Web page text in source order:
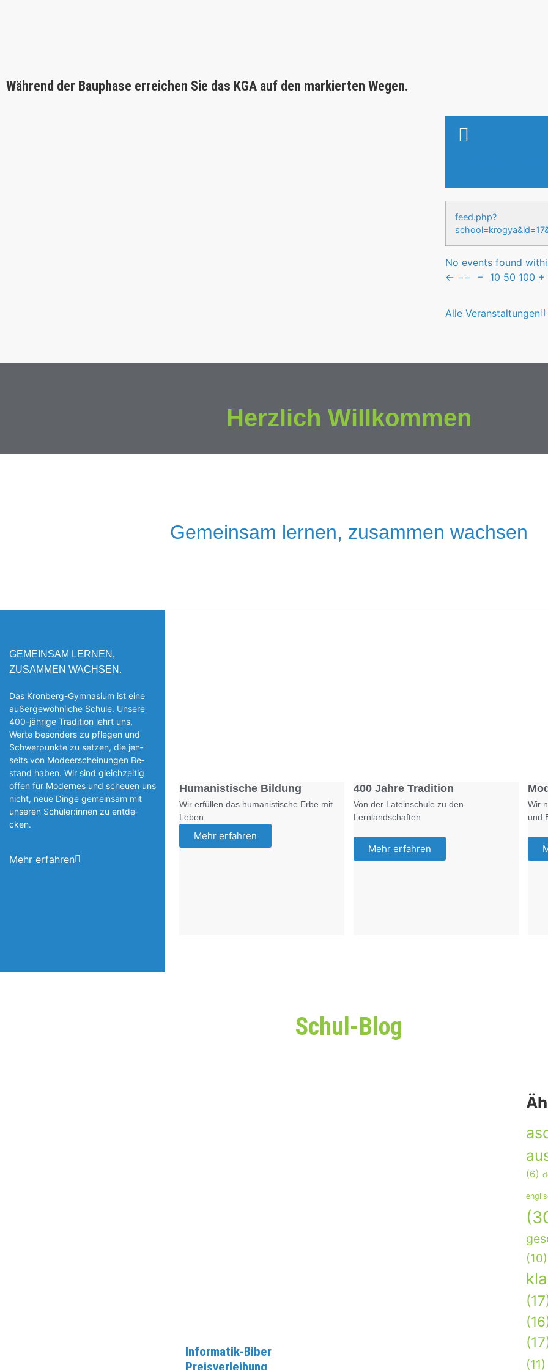
Während der Bauphase erreichen Sie das KGA auf den markierten Wegen.
feed.php?
No events found
← −− − 10 50 100 +
Alle Veranstaltungen
Herzlich Willkommen
Gemeinsam lernen, zusammen wachsen
GEMEINSAM LERNEN,
ZUSAMMEN WACHSEN.
Das Kronberg-Gymnasium ist eine
außergewöhnliche Schule. Unsere
400-jährige Tradition lehrt uns,
Werte besonders zu pflegen und
Schwerpunkte zu setzen, die jen­
seits von Modeerscheinungen Be­
stand haben. Wir sind gleichzeitig
offen für Modernes und scheuen uns
nicht, neue Dinge gemeinsam mit
unseren Schüler:innen zu entde­
cken.
Mehr erfahren
Humanistische Bildung
Wir erfüllen das humanistische Erbe mit
Leben.
Mehr erfahren
400 Jahre Tradition
Von der Lateinschule zu den
Lernlandschaften
Mehr erfahren
Wir
und
Schul-Blog
Informatik-Biber
Preisverleihung
(6)
(10)
(11)